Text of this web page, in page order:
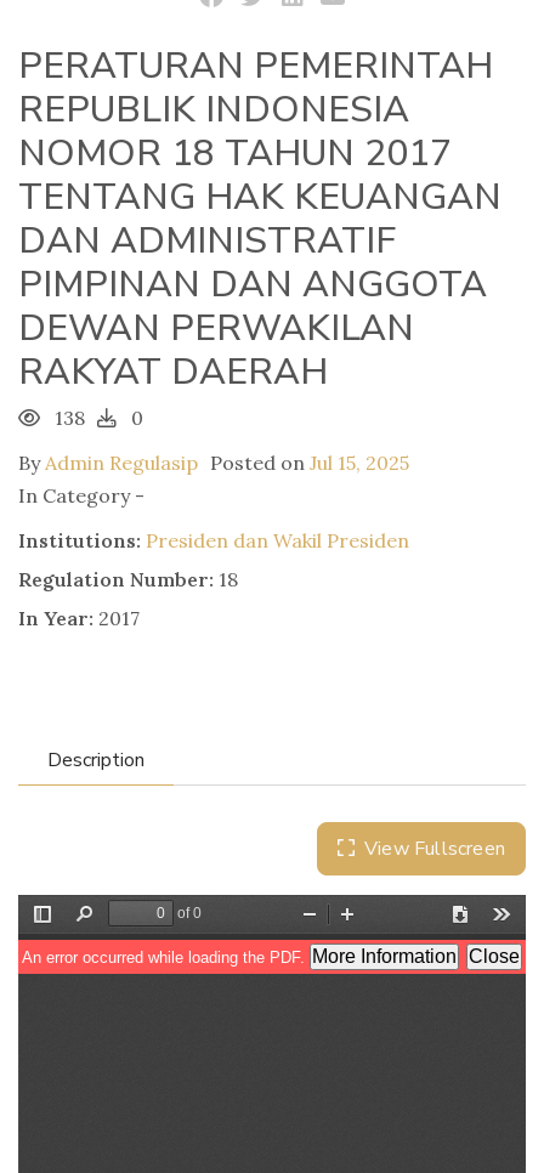
PERATURAN PEMERINTAH
REPUBLIK INDONESIA
NOMOR 18 TAHUN 2017
TENTANG HAK KEUANGAN
DAN ADMINISTRATIF
PIMPINAN DAN ANGGOTA
DEWAN PERWAKILAN
RAKYAT DAERAH
138
0
ByAdmin Regulasip Posted on Jul 15, 2025
In Category -
Institutions: Presiden dan Wakil Presiden
Regulation Number: 18
In Year: 2017
Description
View Fullscreen